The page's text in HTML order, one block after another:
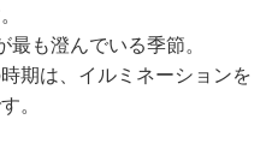
最も澄んでいる季節。
期は、イルミネーションを
。